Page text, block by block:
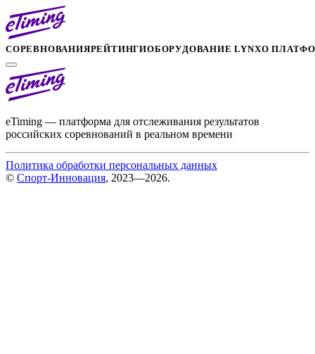
СОРЕВНОВАНИЯРЕЙТИНГИОБОРУДОВАНИЕ LYNXО
eTiming — платформа для отслеживания результатов
российских соревнований в реальном времени
Политика обработки персональных данных
© Спорт-Инновация, 2023—2026.